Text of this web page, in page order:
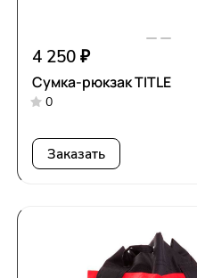
4 250 ₽
Сумка-рюкзак TITLE
0
Заказать